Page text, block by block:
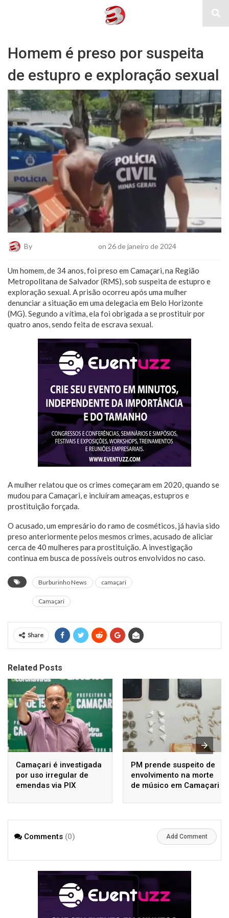
Homem é preso por suspeita
de estupro e exploração sexual
By on 26 de janeiro de 2024
Um homem, de 34 anos, foi preso em Camaçari, na Região
Metropolitana de Salvador (RMS), sob suspeita de estupro e
exploração sexual. A prisão ocorreu após uma mulher
denunciar a situação em uma delegacia em Belo Horizonte
(MG). Segundo a vítima, ela foi obrigada a se prostituir por
quatro anos, sendo feita de escrava sexual.
A mulher relatou que os crimes começaram em 2020, quando se
mudou para Camaçari, e incluíram ameaças, estupros e
prostituição forçada.
O acusado, um empresário do ramo de cosméticos, já havia sido
preso anteriormente pelos mesmos crimes, acusado de aliciar
cerca de 40 mulheres para prostituição. A investigação
continua em busca de possíveis outros envolvidos no caso.
Burburinho News camaçari
Camaçari
Share
Related Posts
Camaçari é investigada
por uso irregular de
emendas via PIX
Elinaldo Araújo
PM prende suspeito de
envolvimento na morte
de músico em Camaçari
Comments (0) Add Comment